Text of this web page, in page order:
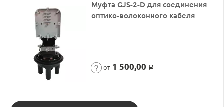
Муфта GJS-2-D для соединения
оптико-волоконного кабеля
от 1 500,00 Р